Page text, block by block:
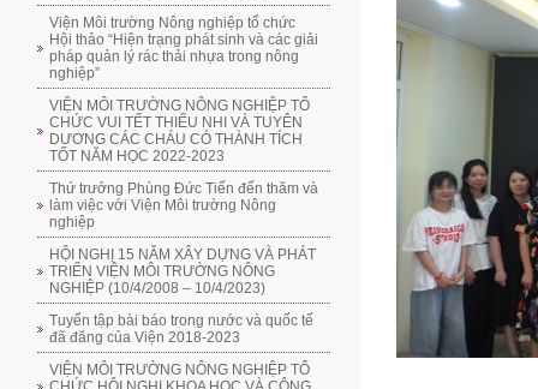
Viện Môi trường Nông nghiệp tổ chức
Hội thảo “Hiện trạng phát sinh và các giải
pháp quản lý rác thải nhựa trong nông
nghiệp”
VIỆN MÔI TRƯỜNG NÔNG NGHIỆP TỔ
CHỨC VUI TẾT THIẾU NHI VÀ TUYÊN
DƯƠNG CÁC CHÁU CÓ THÀNH TÍCH
TỐT NĂM HỌC 2022-2023
Thứ trưởng Phùng Đức Tiến đến thăm và
làm việc với Viện Môi trường Nông
nghiệp
HỘI NGHỊ 15 NĂM XÂY DỰNG VÀ PHÁT
TRIỂN VIỆN MÔI TRƯỜNG NÔNG
NGHIỆP (10/4/2008 – 10/4/2023)
Tuyển tập bài báo trong nước và quốc tế
đã đăng của Viện 2018-2023
VIỆN MÔI TRƯỜNG NÔNG NGHIỆP TỔ